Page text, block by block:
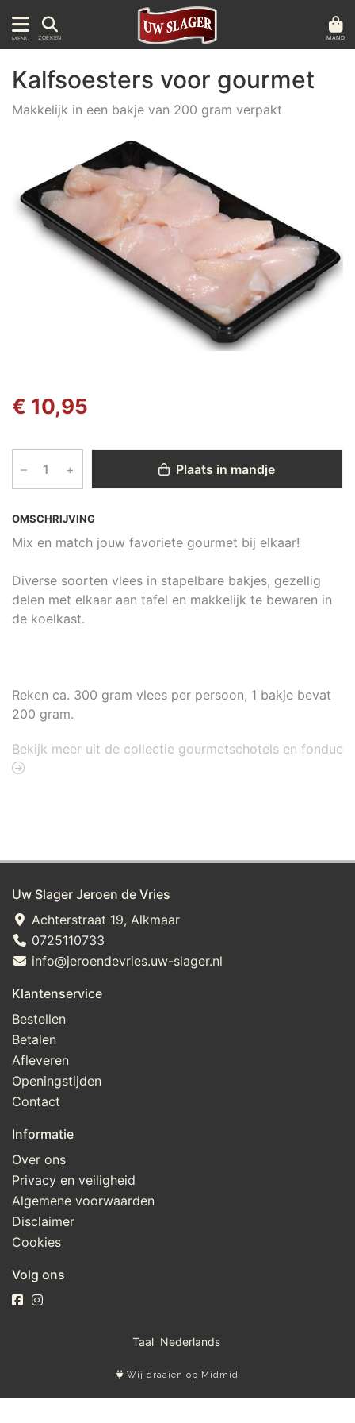
MENU ZOEKEN MAND
OMSCHRIJVING
Mix en match jouw favoriete gourmet bij elkaar!
Diverse soorten vlees in stapelbare bakjes, gezellig
delen met elkaar aan tafel en makkelijk te bewaren in
de koelkast.
Reken ca. 300 gram vlees per persoon, 1 bakje bevat
200 gram.
Kalfsoesters voor gourmet
Makkelijk in een bakje van 200 gram verpakt
€ 10,95
– + Plaats in mandje
Bekijk meer uit de collectie gourmetschotels en fondue
Uw Slager Jeroen de Vries
Achterstraat 19, Alkmaar
0725110733
info@jeroendevries.uw-slager.nl
Klantenservice
Bestellen
Betalen
Afleveren
Openingstijden
Contact
Informatie
Over ons
Privacy en veiligheid
Algemene voorwaarden
Disclaimer
Cookies
Volg ons
Taal
Wij draaien op Midmid